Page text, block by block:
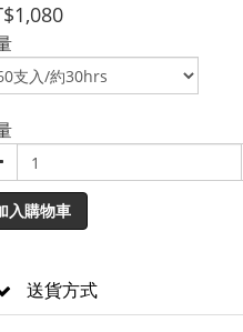
入購物車
送貨方式